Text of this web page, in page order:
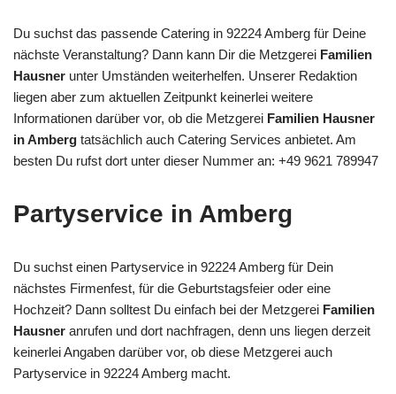
Du suchst das passende Catering in 92224 Amberg für Deine
nächste Veranstaltung? Dann kann Dir die Metzgerei Familien
Hausner unter Umständen weiterhelfen. Unserer Redaktion
liegen aber zum aktuellen Zeitpunkt keinerlei weitere
Informationen darüber vor, ob die Metzgerei Familien Hausner
in Amberg tatsächlich auch Catering Services anbietet. Am
besten Du rufst dort unter dieser Nummer an: +49 9621 789947
Partyservice in Amberg
Du suchst einen Partyservice in 92224 Amberg für Dein
nächstes Firmenfest, für die Geburtstagsfeier oder eine
Hochzeit? Dann solltest Du einfach bei der Metzgerei Familien
Hausner anrufen und dort nachfragen, denn uns liegen derzeit
keinerlei Angaben darüber vor, ob diese Metzgerei auch
Partyservice in 92224 Amberg macht.